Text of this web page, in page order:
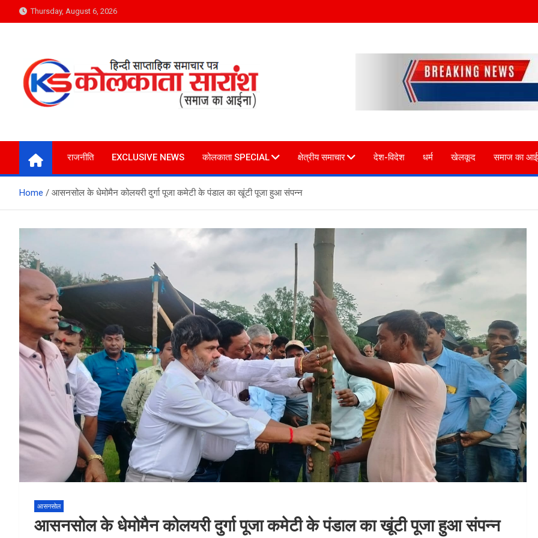
to
Thursday, August 6, 2026
Kolkata Saransh News
राजनीति EXCLUSIVE NEWS कोलकाता SPECIAL क्षेत्रीय समाचार देश-विदेश धर्म खेलकूद समाज का
Home आसनसोल के धेमोमैन कोलयरी दुर्गा पूजा कमेटी के पंडाल का खूंटी पूजा हुआ संपन्न
आसनसोल
आसनसोल के धेमोमैन कोलयरी दुर्गा पूजा कमेटी के पंडाल का खूंटी पूजा हुआ संपन्न